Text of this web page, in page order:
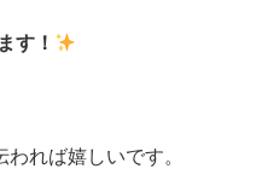
す！
れば嬉しいです。